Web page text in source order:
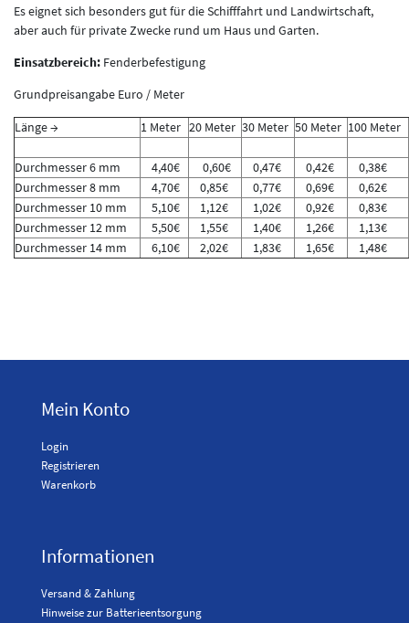
Es eignet sich besonders gut für die Schifffahrt und Landwirtschaft,
aber auch für private Zwecke rund um Haus und Garten.
Einsatzbereich: Fenderbefestigung
Grundpreisangabe Euro / Meter
Länge →
1 Meter 20 Meter 30 Meter 50 Meter 100 Meter
Durchmesser 6 mm 4,40€ 0,60€ 0,47€ 0,42€
0,38€
Durchmesser 8 mm
4,70€ 0,85€ 0,77€ 0,69€
0,62€
Durchmesser 10 mm
5,10€ 1,12€ 1,02€ 0,92€
0,83€
Durchmesser 12 mm
5,50€ 1,55€ 1,40€ 1,26€
1,13€
Durchmesser 14 mm
6,10€ 2,02€ 1,83€ 1,65€ 1,48€
Mein Konto
Login
Registrieren
Warenkorb
Informationen
Versand & Zahlung
Hinweise zur Batterieentsorgung